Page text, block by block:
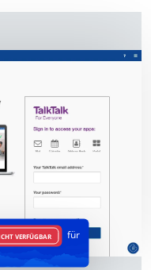
VERFÜGBAR
für